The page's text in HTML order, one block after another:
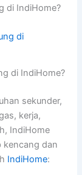
di IndiHome?
di IndiHome?
sekunder,
kerja,
IndiHome
kencang dan
IndiHome: